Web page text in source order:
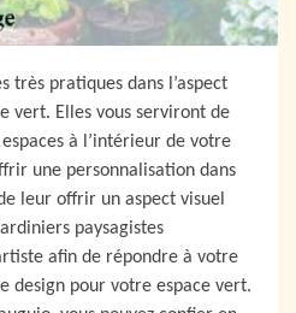
très pratiques dans l’aspect
vert. Elles vous serviront de
à l’intérieur de votre
une personnalisation dans
leur offrir un aspect visuel
paysagistes
afin de répondre à votre
design pour votre espace vert.